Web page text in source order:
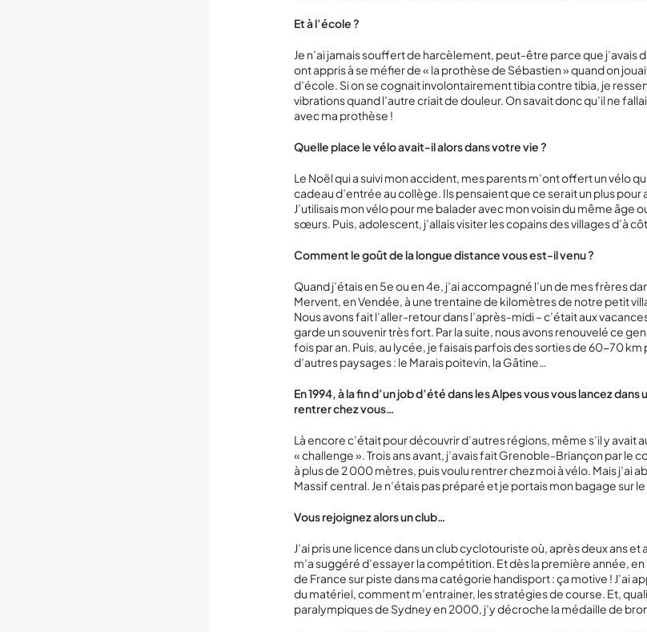
Et à l’école ?
Je n’ai jamais souffert de harcèlement, peut-être parce que j’avais
ont appris à se méfier de « la prothèse de Sébastien » quand on
d’école. Si on se cognait involontairement tibia contre tibia, je
vibrations quand l’autre criait de douleur. On savait donc qu’il ne
avec ma prothèse !
Quelle place le vélo avait-il alors dans votre vie ?
Le Noël qui a suivi mon accident, mes parents m’ont offert un vélo
cadeau d’entrée au collège. Ils pensaient que ce serait un plus pour
J’utilisais mon vélo pour me balader avec mon voisin du même âge
sœurs. Puis, adolescent, j’allais visiter les copains des villages d’à
Comment le goût de la longue distance vous est-il venu ?
Quand j’étais en 5eou en 4e, j’ai accompagné l’un de mes frères
Mervent, en Vendée, à une trentaine de kilomètres de notre petit
Nous avons fait l’aller-retour dans l’après-midi – c’était aux
garde un souvenir très fort. Par la suite, nous avons renouvelé ce
fois par an. Puis, au lycée, je faisais parfois des sorties de 60-70
d’autres paysages : le Marais poitevin, la Gâtine…
En 1994, à la fin d’un job d’été dans les Alpes vous vous lancez
rentrer chez vous…
Là encore c’était pour découvrir d’autres régions, même s’il y avait
« challenge ». Trois ans avant, j’avais fait Grenoble-Briançon par le
à plus de 2 000 mètres, puis voulu rentrer chez moi à vélo. Mais j’ai
Massif central. Je n’étais pas préparé et je portais mon bagage sur
Vous rejoignez alors un club…
J’ai pris une licence dans un club cyclotouriste où, après deux ans et
m’a suggéré d’essayer la compétition. Et dès la première année,
de France sur piste dans ma catégorie handisport : ça motive ! J’ai
du matériel, comment m’entrainer, les stratégies de course. Et,
paralympiques de Sydney en 2000, j’y décroche la médaille de